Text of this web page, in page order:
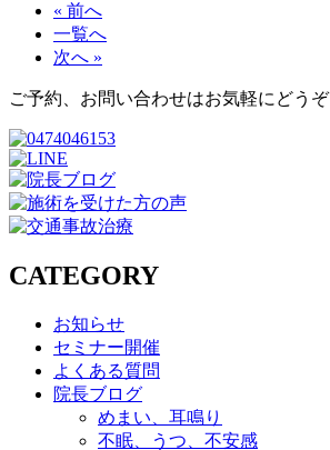
« 前へ
一覧へ
次へ »
ご予約、お問い合わせはお気軽にどうぞ
CATEGORY
お知らせ
セミナー開催
よくある質問
院長ブログ
めまい、耳鳴り
不眠、うつ、不安感